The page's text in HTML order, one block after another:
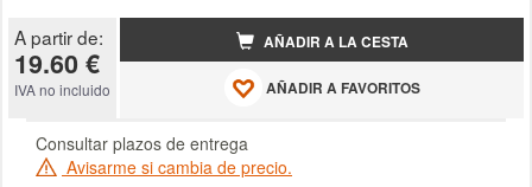
A partir de:
19.60 €
IVA no incluido
AÑADIR A LA CESTA
AÑADIR A FAVORITOS
Consultar plazos de entrega
Avisarme si cambia de precio.